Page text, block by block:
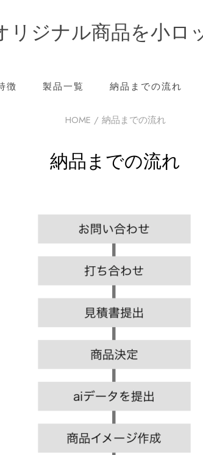
ジナル商品を小ロ
徴 製品一覧 納品までの流れ
HOME / 納品までの流れ
納品までの流れ